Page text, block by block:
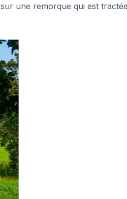
une remorque qui est